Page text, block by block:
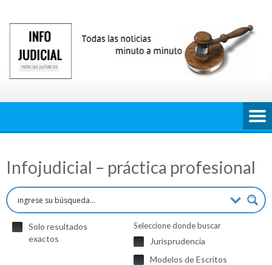
contenido
Infojudicial – práctica profesional
Solo resultados
exactos
Seleccione donde buscar
Jurisprudencia
Modelos de Escritos